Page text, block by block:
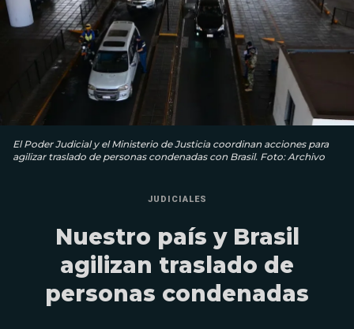
El Poder Judicial y el Ministerio de Justicia coordinan acciones para
agilizar traslado de personas condenadas con Brasil. Foto: Archivo
JUDICIALES
Nuestro país y Brasil
agilizan traslado de
personas condenadas